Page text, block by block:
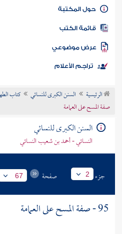
كتاب الأمة
المكتبة
الكتب
موضوعي
تراجم الأعلام
الرئيسية السنن الكبرى للنسائي كتاب
صفة المسح على العمامة
السنن الكبرى للنسائي
النسائي - أحمد بن شعيب النسائي
جزء 2 صفحة 67
95 - صفة المسح على العمامة